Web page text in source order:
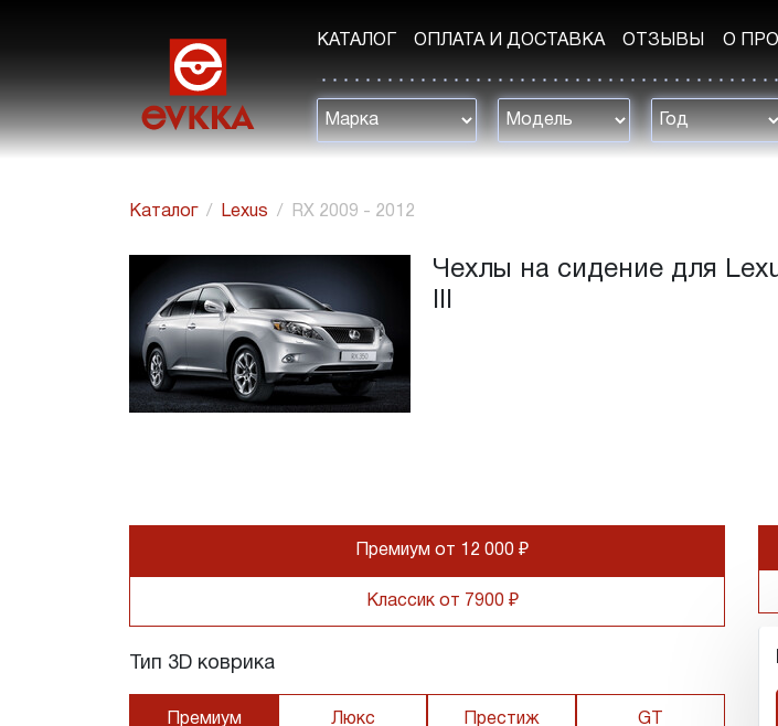
КАТАЛОГ ОПЛАТА И ДОСТАВКА ОТЗЫВЫ О
Каталог Lexus RX 2009 - 2012
Чехлы на сидение для
Премиум от 12 000 ₽
Классик от 7900 ₽
Тип 3D коврика
Премиум Люкс Престиж GT